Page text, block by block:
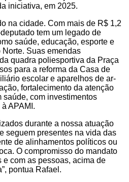
iniciativa, em 2025.
na cidade. Com mais de R$ 1,2
tem um legado de
saúde, educação, esporte e
Suas emendas
quadra poliesportiva da Praça
para a reforma da Casa de
escolar e aparelhos de ar-
fortalecimento da atenção
saúde, com investimentos
APAMI.
durante a nossa atuação
seguem presentes na vida das
de alinhamentos políticos ou
O compromisso do mandato
com as pessoas, acima de
pontua Rafael.